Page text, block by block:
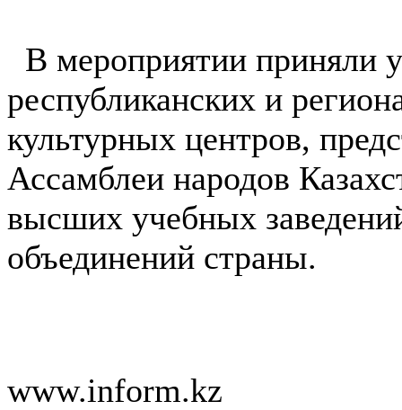
В мероприятии приняли
республиканских и
культурных центров,
Ассамблеи народов
высших учебных
объединений страны.
www.inform.kz